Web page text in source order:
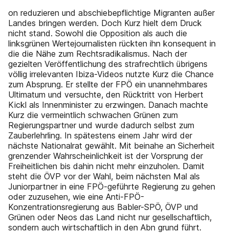
on reduzieren und abschiebepflichtige Migranten außer
Landes bringen werden. Doch Kurz hielt dem Druck
nicht stand. Sowohl die Opposition als auch die
linksgrünen Wertejournalisten rückten ihn konsequent in
die die Nähe zum Rechtsradikalismus. Nach der
gezielten Veröffentlichung des strafrechtlich übrigens
völlig irrelevanten Ibiza-Videos nutzte Kurz die Chance
zum Absprung. Er stellte der FPÖ ein unannehmbares
Ultimatum und versuchte, den Rücktritt von Herbert
Kickl als Innenminister zu erzwingen. Danach machte
Kurz die vermeintlich schwachen Grünen zum
Regierungspartner und wurde dadurch selbst zum
Zauberlehrling. In spätestens einem Jahr wird der
nächste Nationalrat gewählt. Mit beinahe an Sicherheit
grenzender Wahrscheinlichkeit ist der Vorsprung der
Freiheitlichen bis dahin nicht mehr einzuholen. Damit
steht die ÖVP vor der Wahl, beim nächsten Mal als
Juniorpartner in eine FPÖ-geführte Regierung zu gehen
oder zuzusehen, wie eine Anti-FPÖ-
Konzentrationsregierung aus Babler-SPÖ, ÖVP und
Grünen oder Neos das Land nicht nur gesellschaftlich,
sondern auch wirtschaftlich in den Abn grund führt.